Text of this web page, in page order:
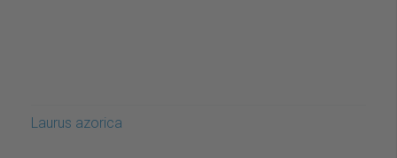
Laurus azorica